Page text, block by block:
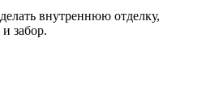
внутреннюю отделку,
забор.